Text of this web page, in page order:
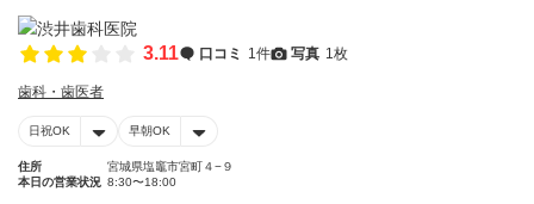
3.11 口コミ 1件 写真 1枚
歯科・歯医者
日祝OK 早朝OK
住所
宮城県塩竈市宮町４−９
本日の営業状況 8:30〜18:00